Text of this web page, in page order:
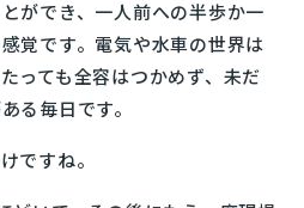
ができ、一人前への半歩か一
覚です。電気や水車の世界は
っても全容はつかめず、未だ
る毎日です。
ですね。